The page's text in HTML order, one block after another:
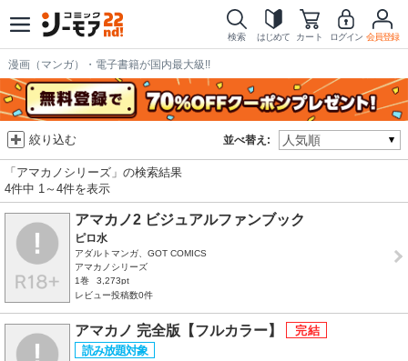
検索 はじめて カート ログイン 会員登録
漫画（マンガ）・電子書籍が国内最大級!!
並べ替え:
絞り込む
「アマカノシリーズ」の検索結果
4件中 1～4件を表示
アマカノ2 ビジュアルファンブック
ピロ水
アダルトマンガ、GOT COMICS
アマカノシリーズ
1巻
3,273pt
レビュー投稿数0件
アマカノ 完全版【フルカラー】